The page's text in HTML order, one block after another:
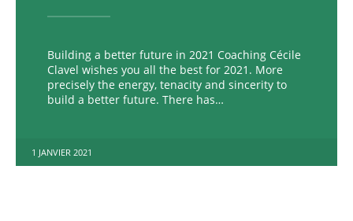
Building a better future in 2021 Coaching Cécile
Clavel wishes you all the best for 2021. More
precisely the energy, tenacity and sincerity to
build a better future. There has…
1 JANVIER 2021